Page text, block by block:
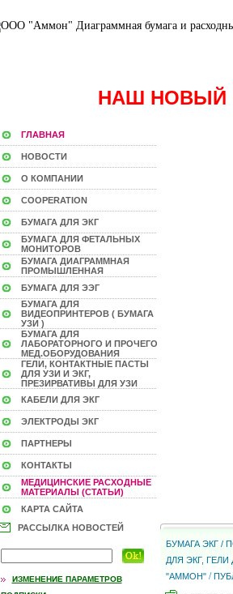
НАШ НОВЫЙ
ГЛАВНАЯ
НОВОСТИ
О КОМПАНИИ
COOPERATION
БУМАГА ДЛЯ ЭКГ
БУМАГА ДЛЯ ФЕТАЛЬНЫХ
МОНИТОРОВ
БУМАГА ДИАГРАММНАЯ
ПРОМЫШЛЕННАЯ
БУМАГА ДЛЯ ЭЭГ
БУМАГА ДЛЯ
ВИДЕОПРИНТЕРОВ ( БУМАГА
УЗИ )
БУМАГА ДЛЯ
ЛАБОРАТОРНОГО И ПРОЧЕГО
МЕД.ОБОРУДОВАНИЯ
ГЕЛИ, КОНТАКТНЫЕ ПАСТЫ
ДЛЯ УЗИ И ЭКГ,
ПРЕЗИРВАТИВЫ ДЛЯ УЗИ
КАБЕЛИ ДЛЯ ЭКГ
ЭЛЕКТРОДЫ ЭКГ
ПАРТНЕРЫ
КОНТАКТЫ
МЕДИЦИНСКИЕ РАСХОДНЫЕ
МАТЕРИАЛЫ (СТАТЬИ)
КАРТА САЙТА
РАССЫЛКА НОВОСТЕЙ
ИЗМЕНЕНИЕ ПАРАМЕТРОВ
БУМАГА ЭКГ /
ДЛЯ ЭКГ,
"АММОН"/